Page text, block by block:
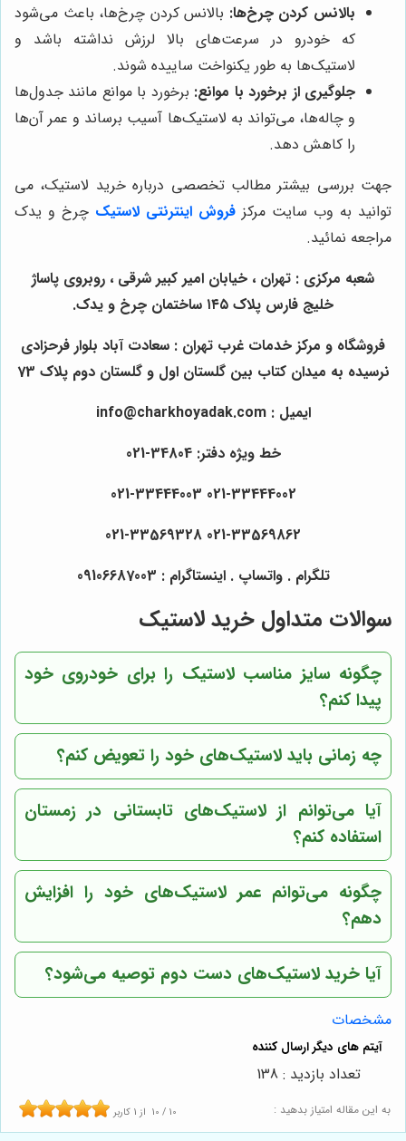
بالانس کردن چرخ‌ها: بالانس کردن چرخ‌ها، باعث می‌شود
که خودرو در سرعت‌های بالا لرزش نداشته باشد و
لاستیک‌ها به طور یکنواخت ساییده شوند.
جلوگیری از برخورد با موانع: برخورد با موانع مانند جدول‌ها
و چاله‌ها، می‌تواند به لاستیک‌ها آسیب برساند و عمر آن‌ها
را کاهش دهد.
جهت بررسی بیشتر مطالب تخصصی درباره خرید لاستیک، می
توانید به وب سایت مرکز فروش اینترنتی لاستیک چرخ و یدک
مراجعه نمائید.
شعبه مرکزی : تهران ، خیابان امیر کبیر شرقی ، روبروی پاساژ
خلیج فارس پلاک ۱۴۵ ساختمان چرخ و یدک.
فروشگاه و مرکز خدمات غرب تهران : سعادت آباد بلوار فرحزادی
نرسیده به میدان کتاب بین گلستان اول و گلستان دوم پلاک 73
ایمیل : info@charkhoyadak.com
خط ویژه دفتر: 34804-021
021-33444002 021-33444003
021-33569862 021-33569328
تلگرام . واتساپ . اینستاگرام : 09106687003
سوالات متداول خرید لاستیک
چگونه سایز مناسب لاستیک را برای خودروی خود
پیدا کنم؟
چه زمانی باید لاستیک‌های خود را تعویض کنم؟
آیا می‌توانم از لاستیک‌های تابستانی در زمستان
استفاده کنم؟
چگونه می‌توانم عمر لاستیک‌های خود را افزایش
دهم؟
آیا خرید لاستیک‌های دست دوم توصیه می‌شود؟
مشخصات
به این مقاله امتیاز بدهید : 10 / 10 از 1 کاربر
تعداد بازدید : 138